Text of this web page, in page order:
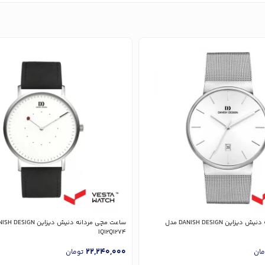
ساعت مچی مردانه دنیش دیزاین DANISH DESIGN مدل
IQ12Q1274
22,240,000 تومان